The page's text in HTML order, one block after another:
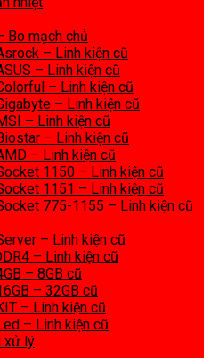
Bo mạch chủ
– Linh kiện cũ
– Linh kiện cũ
– Linh kiện cũ
– Linh kiện cũ
– Linh kiện cũ
– Linh kiện cũ
– Linh kiện cũ
1150 – Linh kiện cũ
1151 – Linh kiện cũ
775-1155 – Linh kiện cũ
– Linh kiện cũ
– Linh kiện cũ
– 8GB cũ
– 32GB cũ
– Linh kiện cũ
– Linh kiện cũ
xử lý